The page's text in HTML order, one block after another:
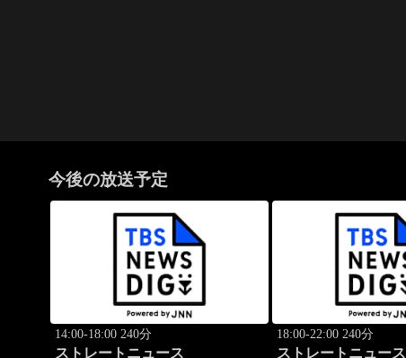
今後の放送予定
14:00-18:00 240分
ストレートニュース
18:00-22:00 240分
ストレートニュース